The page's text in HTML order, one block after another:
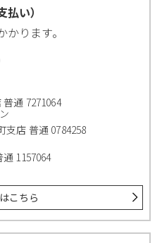
い）
ります。
通 7271064
支店 普通 0784258
1157064
こちら